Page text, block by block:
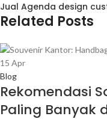
Jual Agenda design
Related Posts
15 Apr
Blog
Rekomendasi
Paling Banyak